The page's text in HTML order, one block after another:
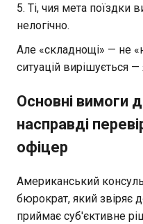
Ті, чия мета поїздки
нелогічно.
Але «складнощі» — не
ситуацій вирішується
Основні вимоги
насправді
офіцер
Американський
бюрократ, який звіряє
приймає суб'єктивне